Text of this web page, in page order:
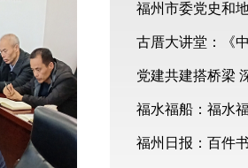
福州市委党史和
古厝大讲堂：《
党建共建搭桥梁
福水福船：福水
福州日报：百件